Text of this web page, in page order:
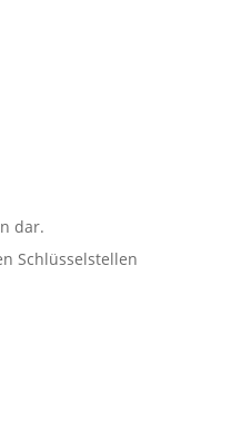
dar.
Schlüsselstellen